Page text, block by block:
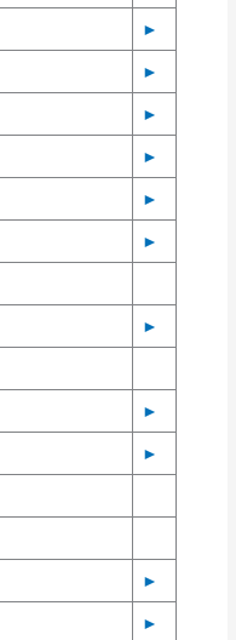
►
►
►
►
►
►
►
►
►
►
►